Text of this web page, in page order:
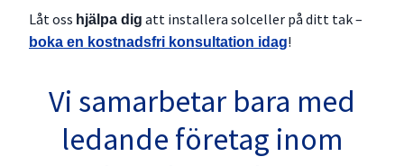
Låt oss hjälpa dig att installera solceller på ditt tak –
boka en kostnadsfri konsultation idag!
Vi samarbetar bara med
ledande företag inom